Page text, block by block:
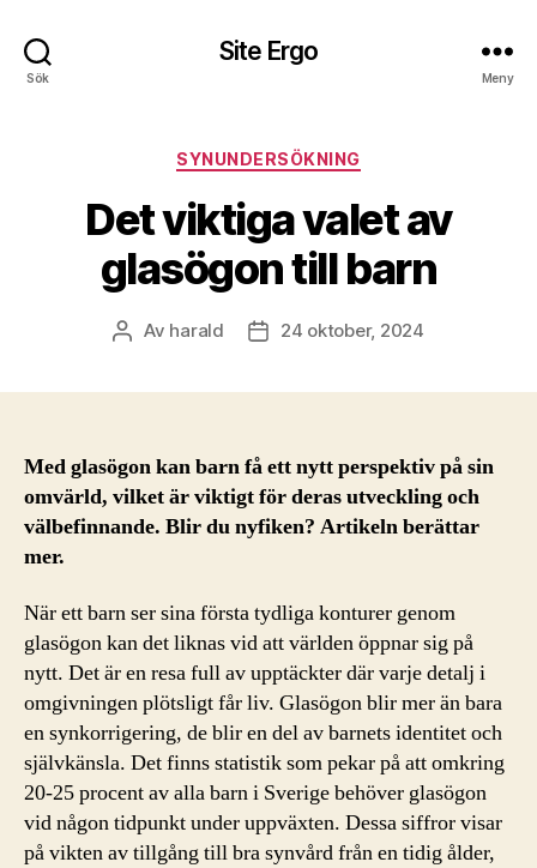
Sök
Site Ergo
Meny
Kategorier
SYNUNDERSÖKNING
Det viktiga valet av
glasögon till barn
Inläggsförfattare
Av harald Inläggsdatum
24 oktober, 2024
Med glasögon kan barn få ett nytt perspektiv på sin
omvärld, vilket är viktigt för deras utveckling och
välbefinnande. Blir du nyfiken? Artikeln berättar
mer.
När ett barn ser sina första tydliga konturer genom
glasögon kan det liknas vid att världen öppnar sig på
nytt. Det är en resa full av upptäckter där varje detalj i
omgivningen plötsligt får liv. Glasögon blir mer än bara
en synkorrigering, de blir en del av barnets identitet och
självkänsla. Det finns statistik som pekar på att omkring
20-25 procent av alla barn i Sverige behöver glasögon
vid någon tidpunkt under uppväxten. Dessa siffror visar
på vikten av tillgång till bra synvård från en tidig ålder,